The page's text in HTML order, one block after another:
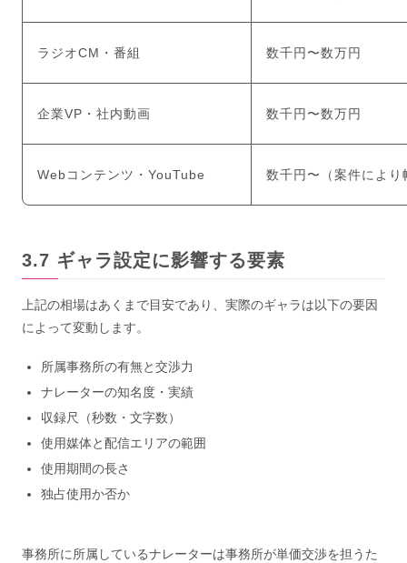
ラジオCM・番組 数千円〜数万円
企業VP・社内動画 数千円〜数万円
Webコンテンツ・YouTube 数千円〜（案件により
ギャラ設定に影響する要素
上記の相場はあくまで目安であり、実際のギャラは以下の要因
によって変動します。
所属事務所の有無と交渉力
ナレーターの知名度・実績
収録尺（秒数・文字数）
使用媒体と配信エリアの範囲
使用期間の長さ
独占使用か否か
事務所に所属しているナレーターは事務所が単価交渉を担うた